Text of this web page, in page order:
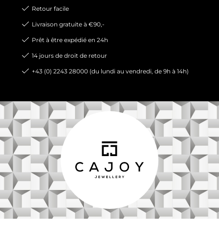
Retour facile
Livraison gratuite à €90,-
Prêt à être expédié en 24h
14 jours de droit de retour
+43 (0) 2243 28000 (du lundi au vendredi, de 9h à 14h)